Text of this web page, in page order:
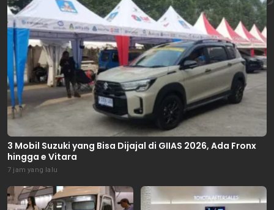
3 Mobil Suzuki yang Bisa Dijajal di GIIAS 2026, Ada Fronx
hingga e Vitara
7 jam yang lalu